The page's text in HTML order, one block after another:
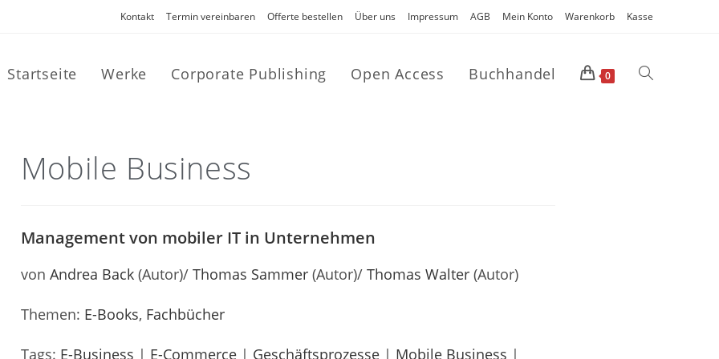
Kontakt Termin vereinbaren Offerte bestellen Über uns Impressum AGB Mein Konto Warenkorb Kasse
Startseite Werke Corporate Publishing Open Access Buchhandel 0
Mobile Business
Management von mobiler IT in Unternehmen
von Andrea Back(Autor)/ Thomas Sammer(Autor)/ Thomas Walter(Autor)
Themen: E-Books, Fachbücher
Tags: E-Business | E-Commerce| Geschäftsprozesse| Mobile Business |